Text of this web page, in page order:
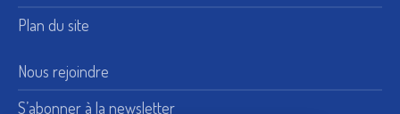
Plan du site
Nous rejoindre
S’abonner à la newsletter